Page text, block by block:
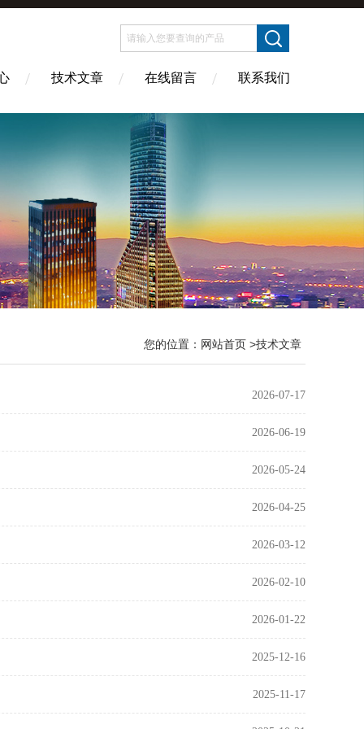
技术文章 在线留言 联系我们
您的位置： 网站首页 >技术文章
2026-07-17
2026-06-19
2026-05-24
2026-04-25
2026-03-12
2026-02-10
2026-01-22
2025-12-16
2025-11-17